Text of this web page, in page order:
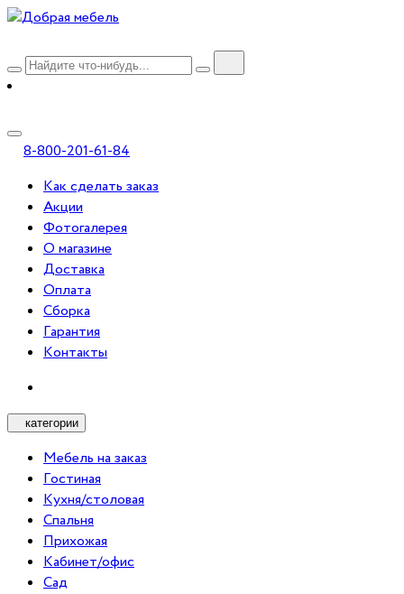
8-800-201-61-84
Как сделать заказ
Акции
Фотогалерея
О магазине
Доставка
Оплата
Сборка
Гарантия
Контакты
категории
Мебель на заказ
Гостиная
Кухня/столовая
Спальня
Прихожая
Кабинет/офис
Сад